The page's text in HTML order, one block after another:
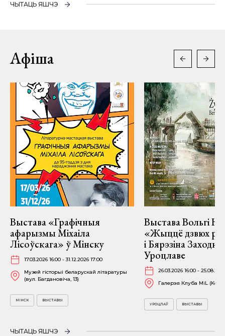
ЧЫТАЦЬ ЯШЧЭ
Афіша
Выстава «Графічныя
афарызмы Міхаіла
Лісоўскага» ў Мінску
17.03.2026 16:00 - 31.12.2026 17:00
Музей гісторыі беларускай літаратуры
(вул. Багдановіча, 13)
МІНСК ВЫСТАВЫ
Выстава Вольгі
«Жыццё дзвюх
і Бярэзіна
Уроцлаве
26.03.2026 16:00 -
Галерэя Клуба MiL
УРОЦЛАЎ ВЫСТАВЫ
ЧЫТАЦЬ ЯШЧЭ